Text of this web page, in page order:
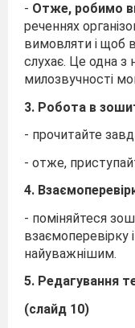
- Отже, робимо
реченнях
вимовляти і щоб
слухає. Це одна
милозвучності
3. Робота в
- прочитайте завд
- отже,
4.
- поміняйтеся
взаємоперевірку
найуважнішим.
5. Редагування
(слайд 10)